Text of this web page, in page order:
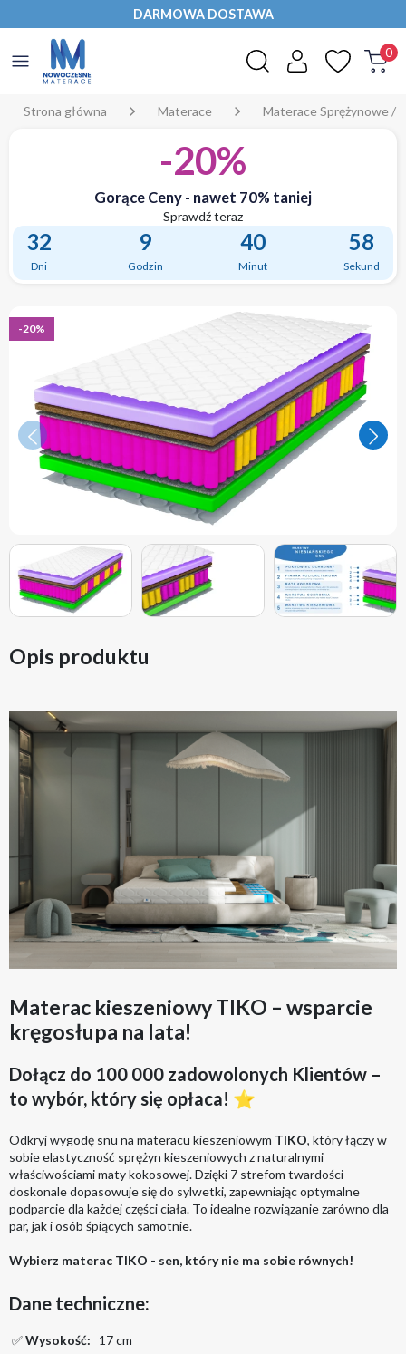
DARMOWA DOSTAWA
0
Strona główna Materace Materace Sprężynowe /
-20%
Gorące Ceny - nawet 70% taniej
Sprawdź teraz
32
Dni
9
Godzin
40
Minut
57
Sekund
-20%
Poprzedni
Opis produktu
Materac kieszeniowy TIKO – wsparcie
kręgosłupa na lata!
Dołącz do 100 000 zadowolonych Klientów –
to wybór, który się opłaca! ⭐
Odkryj wygodę snu na materacu kieszeniowym TIKO, który łączy w
sobie elastyczność sprężyn kieszeniowych z naturalnymi
właściwościami maty kokosowej. Dzięki 7 strefom twardości
doskonale dopasowuje się do sylwetki, zapewniając optymalne
podparcie dla każdej części ciała. To idealne rozwiązanie zarówno dla
par, jak i osób śpiących samotnie.
Wybierz materac TIKO - sen, który nie ma sobie równych!
Dane techniczne:
✅Wysokość: 17 cm